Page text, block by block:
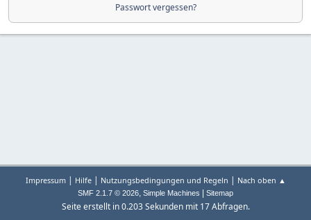
Passwort vergessen?
Impressum| Hilfe| Nutzungsbedingungen und Regeln | Nach oben ▲
SMF 2.1.7 © 2026, Simple Machines Sitemap
Seite erstellt in 0.203 Sekunden mit 17 Abfragen.